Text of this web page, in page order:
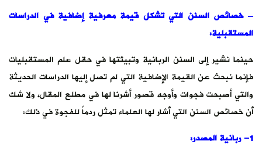
–خصائص السنن التي تشكل قيمة معرفية إضافية في الدراسات
المستقبلية:
حينما نشير إلى السنن الربانية وتبيئتها في حقل علم المستقبليات
فإنما نبحث عن القيمة الإضافية التي لم تصل إليها الدراسات الحديثة
والتي أصبحت فجوات وأوجه قصور أشرنا لها في مطلع المقال، ولا شك
أن خصائص السنن التي أشار لها العلماء تمثل ردماً للفجوة في ذلك:
1- ربانية المصدر: